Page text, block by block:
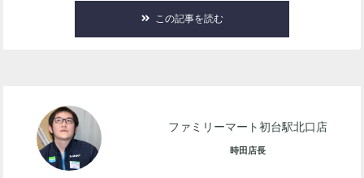
この記事を読む
ファミリーマート初台駅北口店
時田店長